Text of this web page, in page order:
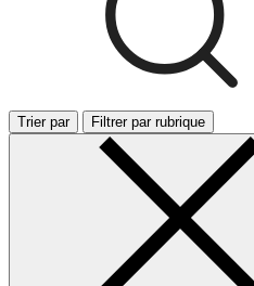
Trier par Filtrer par rubrique